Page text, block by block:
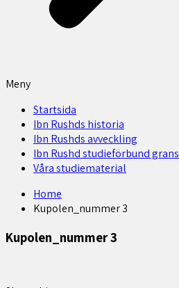
Meny
Startsida
Ibn Rushds historia
Ibn Rushds avveckling
Ibn Rushd studieförbund
Våra studiematerial
Home
Kupolen_nummer 3
Kupolen_nummer 3